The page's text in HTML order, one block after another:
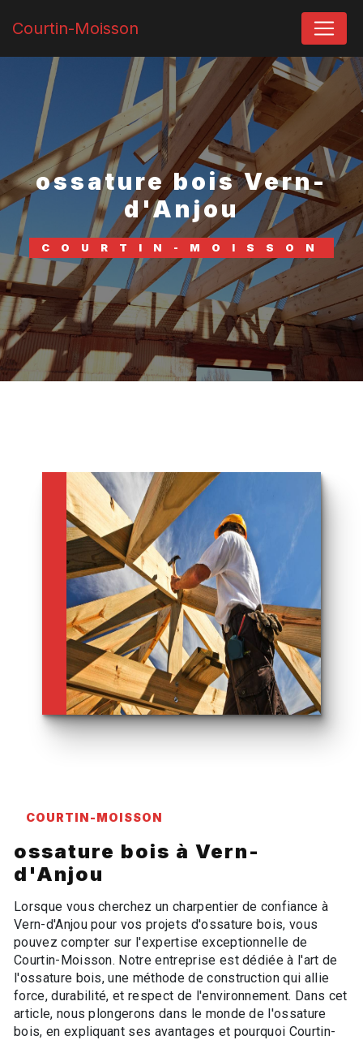
Courtin-Moisson
ossature bois Vern-
d'Anjou
COURTIN-MOISSON
COURTIN-MOISSON
ossature bois à Vern-
d'Anjou
Lorsque vous cherchez un charpentier de confiance à
Vern-d'Anjou pour vos projets d'ossature bois, vous
pouvez compter sur l'expertise exceptionnelle de
Courtin-Moisson. Notre entreprise est dédiée à l'art de
l'ossature bois, une méthode de construction qui allie
force, durabilité, et respect de l'environnement. Dans cet
article, nous plongerons dans le monde de l'ossature
bois, en expliquant ses avantages et pourquoi Courtin-